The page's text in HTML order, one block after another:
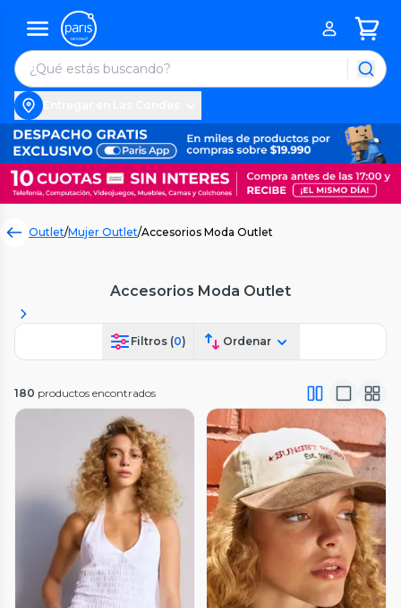
Outlet/Mujer Outlet/Accesorios Moda Outlet
Accesorios Moda Outlet
Filtros (0) Ordenar
180 productos encontrados